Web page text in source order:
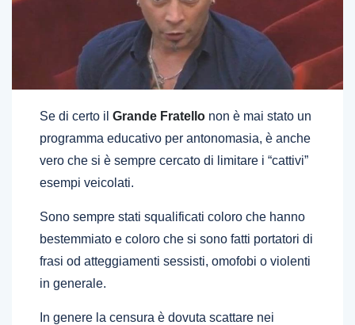
Se di certo il Grande Fratello non è mai stato un
programma educativo per antonomasia, è anche
vero che si è sempre cercato di limitare i “cattivi”
esempi veicolati.
Sono sempre stati squalificati coloro che hanno
bestemmiato e coloro che si sono fatti portatori di
frasi od atteggiamenti sessisti, omofobi o violenti
in generale.
In genere la censura è dovuta scattare nei